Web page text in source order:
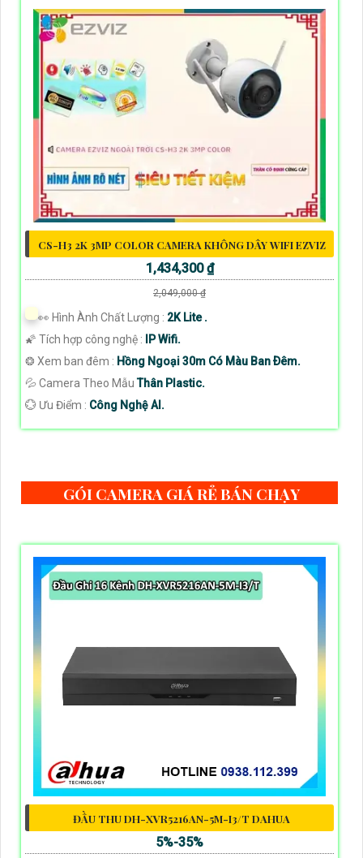
CS-H3 2K 3MP COLOR CAMERA KHÔNG DÂY WIFI EZVIZ
1,434,300 ₫
2,049,000 ₫
️👀 Hình Ành Chất Lượng : 2K Lite .
🌠 Tích hợp công nghệ : IP Wifi.
❂ Xem ban đêm : Hồng Ngoại 30m Có Màu Ban Ðêm.
💦 Camera Theo MẫuThân Plastic.
️💮 Ưu Điểm : Công Nghệ AI.
GÓI CAMERA GIÁ RẺ BÁN CHẠY
ĐẦU THU DH-XVR5216AN-5M-I3/T DAHUA
5%-35%